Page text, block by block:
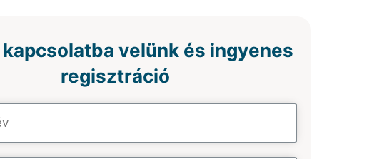
velünk és ingyenes
regisztráció